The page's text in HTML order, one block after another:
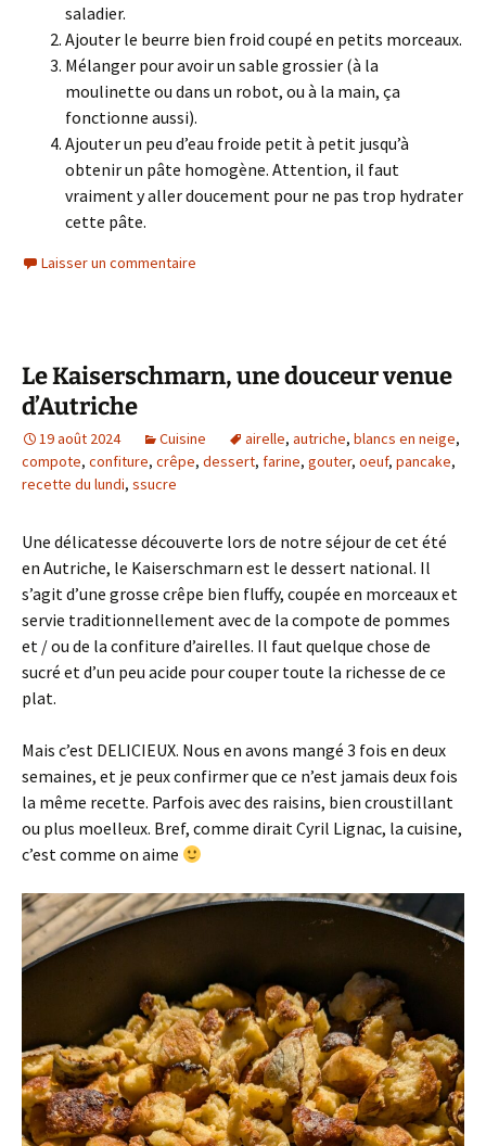
saladier.
Ajouter le beurre bien froid coupé en petits morceaux.
Mélanger pour avoir un sable grossier (à la
moulinette ou dans un robot, ou à la main, ça
fonctionne aussi).
Ajouter un peu d’eau froide petit à petit jusqu’à
obtenir un pâte homogène. Attention, il faut
vraiment y aller doucement pour ne pas trop hydrater
cette pâte.
Laisser un commentaire
Le Kaiserschmarn, une douceur venue
d’Autriche
19 août 2024 Cuisine airelle, autriche, blancs en neige,
compote, confiture, crêpe, dessert, farine, gouter, oeuf, pancake,
recette du lundi, ssucre
Une délicatesse découverte lors de notre séjour de cet été
en Autriche, le Kaiserschmarn est le dessert national. Il
s’agit d’une grosse crêpe bien fluffy, coupée en morceaux et
servie traditionnellement avec de la compote de pommes
et / ou de la confiture d’airelles. Il faut quelque chose de
sucré et d’un peu acide pour couper toute la richesse de ce
plat.
Mais c’est DELICIEUX. Nous en avons mangé 3 fois en deux
semaines, et je peux confirmer que ce n’est jamais deux fois
la même recette. Parfois avec des raisins, bien croustillant
ou plus moelleux. Bref, comme dirait Cyril Lignac, la cuisine,
c’est comme on aime